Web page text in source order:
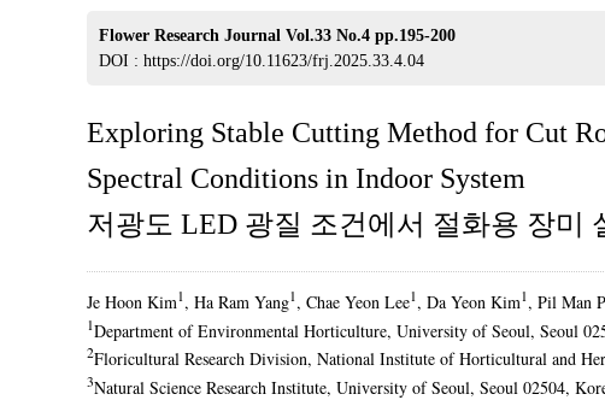
Flower Research Journal Vol.33 No.4 pp.195-200
DOI : https://doi.org/10.11623/frj.2025.33.4.04
Exploring Stable Cutting Method for Cut
Spectral Conditions in Indoor System
저광도 LED 광질 조건에서 절화용 장미
Je Hoon Kim1, Ha Ram Yang1, Chae Yeon Lee1, Da Yeon Kim1, Pil Man
1Department of Environmental Horticulture, University of Seoul, Seoul
2Floricultural Research Division, National Institute of Horticultural and
3Natural Science Research Institute, University of Seoul, Seoul 02504,